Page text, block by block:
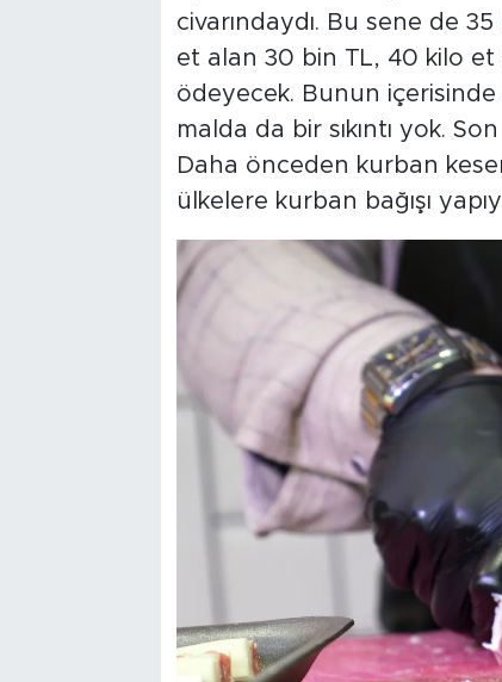
civarındaydı. Bu sene de
et alan 30 bin TL, 40 kilo et
ödeyecek. Bunun
malda da bir sıkıntı yok.
Daha önceden kurban
ülkelere kurban bağışı